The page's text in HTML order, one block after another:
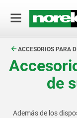
ACCESORIOS PARA
de
Además de los